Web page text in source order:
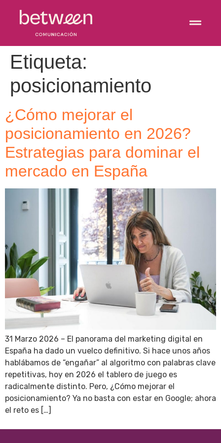
Etiqueta:
posicionamiento
¿Cómo mejorar el
posicionamiento en 2026?
Estrategias para dominar el
mercado en España
31 Marzo 2026 – El panorama del marketing digital en
España ha dado un vuelco definitivo. Si hace unos años
hablábamos de “engañar” al algoritmo con palabras clave
repetitivas, hoy en 2026 el tablero de juego es
radicalmente distinto. Pero, ¿Cómo mejorar el
posicionamiento? Ya no basta con estar en Google; ahora
el reto es […]